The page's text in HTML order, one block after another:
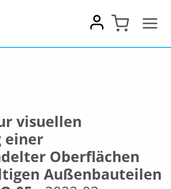
visuellen
einer
Oberflächen
Außenbauteilen